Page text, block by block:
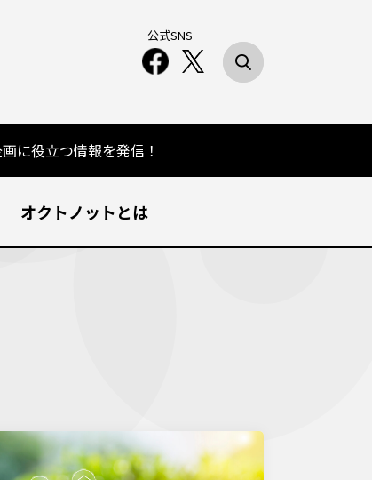
オクトノットとは
に役立つ情報を発信！
公式SNS